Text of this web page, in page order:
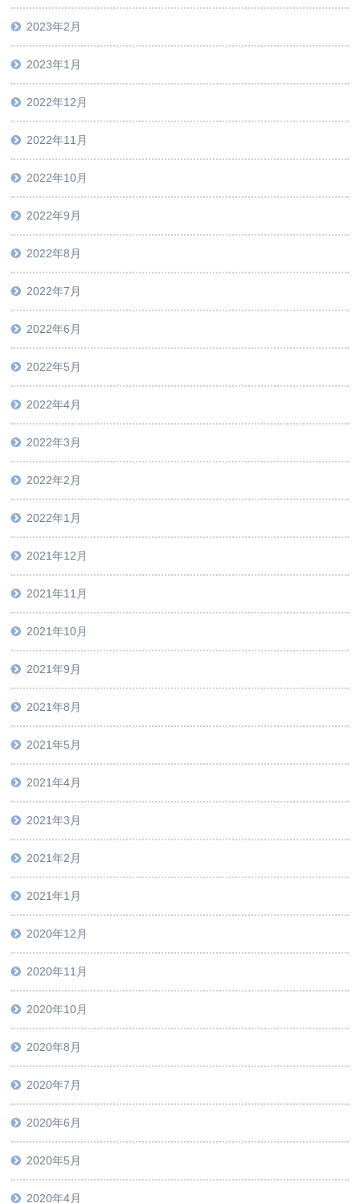
2023年2月
2023年1月
2022年12月
2022年11月
2022年10月
2022年9月
2022年8月
2022年7月
2022年6月
2022年5月
2022年4月
2022年3月
2022年2月
2022年1月
2021年12月
2021年11月
2021年10月
2021年9月
2021年8月
2021年5月
2021年4月
2021年3月
2021年2月
2021年1月
2020年12月
2020年11月
2020年10月
2020年8月
2020年7月
2020年6月
2020年5月
2020年4月